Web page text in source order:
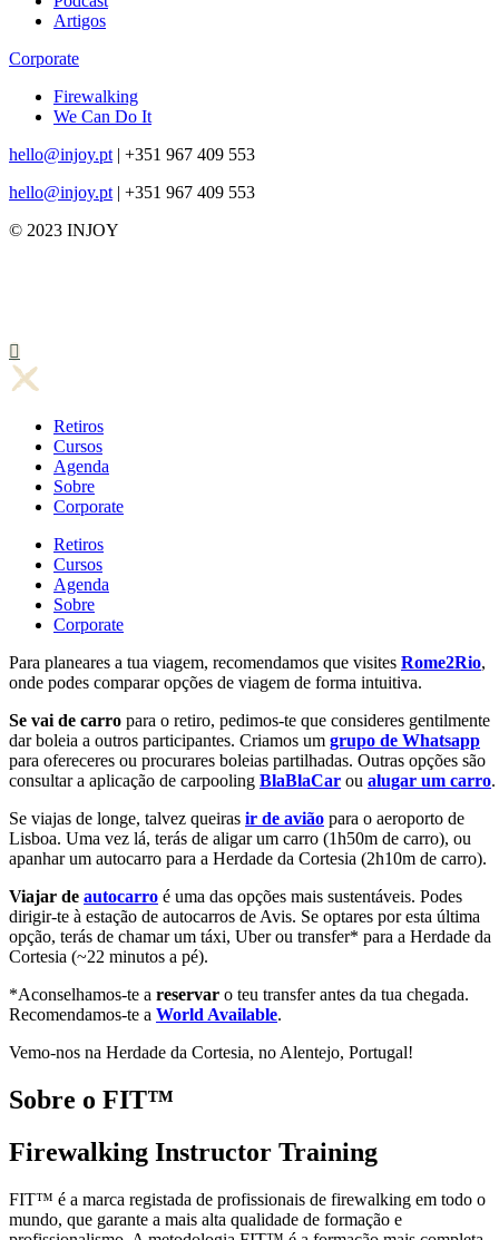
Artigos
Corporate
Firewalking
We Can Do It
hello@injoy.pt | +351 967 409 553
hello@injoy.pt | +351 967 409 553
© 2023 INJOY
Retiros
Cursos
Agenda
Sobre
Corporate
Retiros
Cursos
Agenda
Sobre
Corporate
Para planeares a tua viagem, recomendamos que visites Rome2Rio,
onde podes comparar opções de viagem de forma intuitiva.
Se vai de carro para o retiro, pedimos-te que consideres gentilmente
dar boleia a outros participantes. Criamos um grupo de Whatsapp
para ofereceres ou procurares boleias partilhadas. Outras opções são
consultar a aplicação de carpooling BlaBlaCar ou alugar um carro.
Se viajas de longe, talvez queiras ir de avião para o aeroporto de
Lisboa. Uma vez lá, terás de aligar um carro (1h50m de carro), ou
apanhar um autocarro para a Herdade da Cortesia (2h10m de carro).
Viajar de autocarro é uma das opções mais sustentáveis. Podes
dirigir-te à estação de autocarros de Avis. Se optares por esta última
opção, terás de chamar um táxi, Uber ou transfer* para a Herdade da
Cortesia (~22 minutos a pé).
*Aconselhamos-te a reservar o teu transfer antes da tua chegada.
Recomendamos-te a World Available.
Vemo-nos na Herdade da Cortesia, no Alentejo, Portugal!
Sobre o FIT™
Firewalking Instructor Training
FIT™ é a marca registada de profissionais de firewalking em todo o
mundo, que garante a mais alta qualidade de formação e